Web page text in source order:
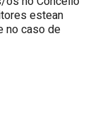
estean
no caso de